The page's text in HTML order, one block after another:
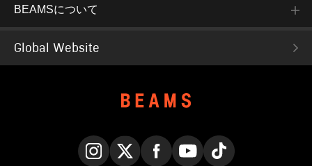
BEAMSについて
Global Website